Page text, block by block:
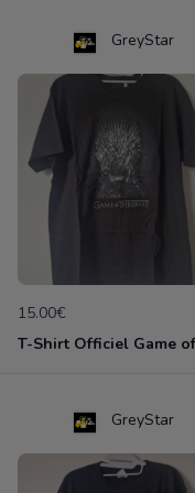
GreyStar
15.00€
GreyStar